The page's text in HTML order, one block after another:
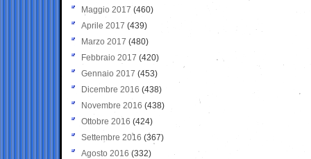
Maggio 2017 (460)
Aprile 2017 (439)
Marzo 2017 (480)
Febbraio 2017 (420)
Gennaio 2017 (453)
Dicembre 2016 (438)
Novembre 2016 (438)
Ottobre 2016 (424)
Settembre 2016 (367)
Agosto 2016 (332)